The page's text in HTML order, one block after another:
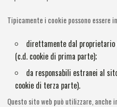
Tipicamente i cookie possono essere
direttamente dal proprietario
(c.d. cookie di prima parte);
da responsabili estranei al
cookie di terza parte).
Questo sito web può utilizzare, anche